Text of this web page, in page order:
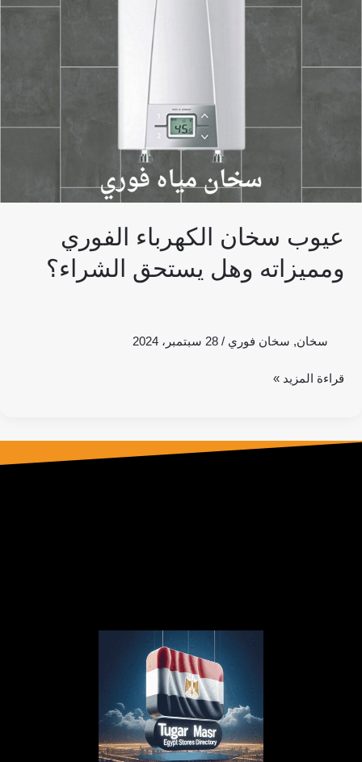
عيوب سخان الكهرباء الفوري
ومميزاته وهل يستحق الشراء؟
سخان, سخان فوري /28 سبتمبر، 2024
يستحق
قراءة المزيد »